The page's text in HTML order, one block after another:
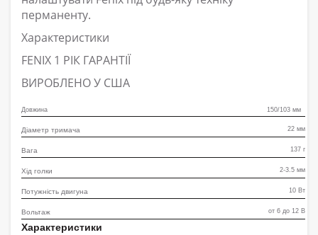
перманенту.
Характеристики
FENIX 1 РІК ГАРАНТІЇ
ВИРОБЛЕНО У США
Довжина 150/103 мм
Діаметр тримача 22 мм
Вага 137 г
Хід голки 2-3.5 мм
Потужність двигуна 10 Вт
Вольтаж от 6 до 12 В
Характеристики